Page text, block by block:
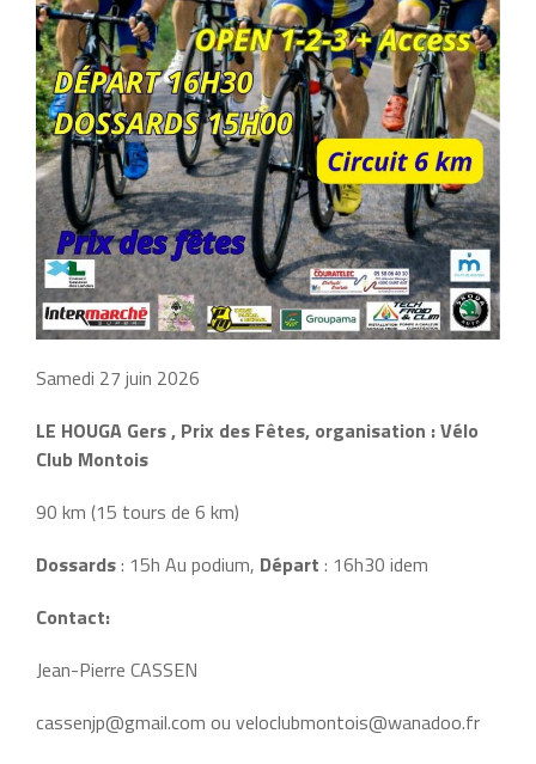
Samedi 27 juin 2026
LE HOUGA Gers , Prix des Fêtes, organisation : Vélo
Club Montois
90 km (15 tours de 6 km)
Dossards: 15h Au podium, Départ : 16h30 idem
Contact:
Jean-Pierre CASSEN
cassenjp@gmail.com ou veloclubmontois@wanadoo.fr